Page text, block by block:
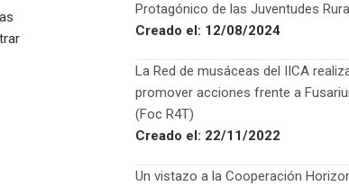
Protagónico de las Juventudes
Creado el: 12/08/2024
La Red de musáceas del IICA
promover acciones frente a
(Foc R4T)
Creado el: 22/11/2022
Un vistazo a la Cooperación